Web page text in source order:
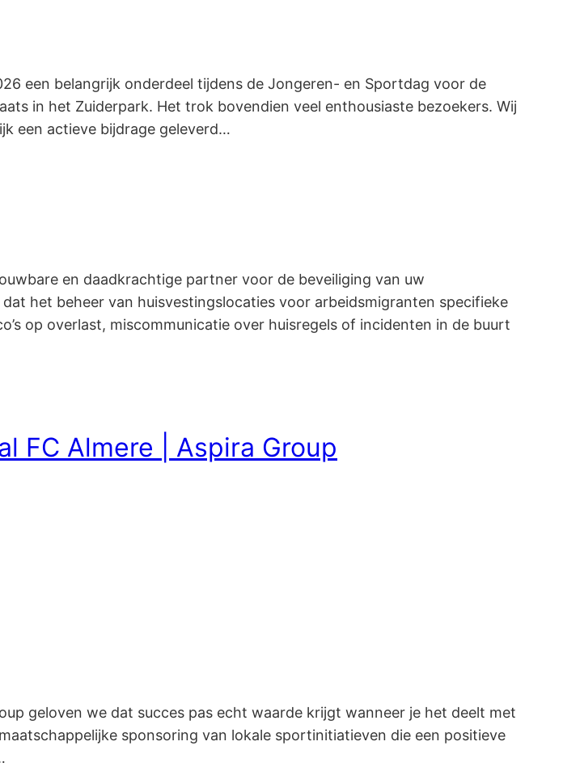
een belangrijk onderdeel tijdens de Jongeren- en Sportdag voor de
in het Zuiderpark. Het trok bovendien veel enthousiaste bezoekers. Wij
een actieve bijdrage geleverd…
en daadkrachtige partner voor de beveiliging van uw
het beheer van huisvestingslocaties voor arbeidsmigranten specifieke
op overlast, miscommunicatie over huisregels of incidenten in de buurt
FC Almere | Aspira Group
geloven we dat succes pas echt waarde krijgt wanneer je het deelt met
sponsoring van lokale sportinitiatieven die een positieve